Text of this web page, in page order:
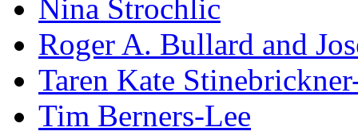
Nina Strochlic
Roger A. Bullard and
Taren Kate
Tim Berners-Lee